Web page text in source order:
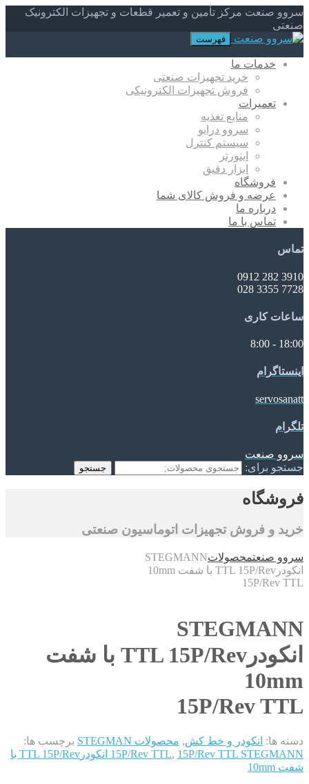
سروو صنعت مرکز تأمین و تعمیر قطعات و تجهیزات الکترونیک
صنعتی
فهرست
خدمات ما
خرید تجهیزات صنعتی
فروش تجهیزات الکترونیکی
تعمیرات
منابع تغذیه
سروو درایو
سیستم کنترل
اینورتر
ابزار دقیق
فروشگاه
عرضه و فروش کالای شما
درباره ما
تماس با ما
تماس
3910 282 0912
7728 3355 028
ساعات کاری
18:00 - 8:00
اینستاگرام
servosanatt
تلگرام
سروو صنعت
جستجو برای:
جستجو
فروشگاه
خرید و فروش تجهیزات اتوماسیون صنعتی
سروو صنعتمحصولاتSTEGMANN
انکودرTTL 15P/Rev با شفت 10mm
15P/Rev TTL
STEGMANN
انکودرTTL 15P/Rev با شفت
10mm
15P/Rev TTL
دسته ها: انکودر و خط کش, محصولات STEGMAN
برچسب ها:
15P/Rev TTL,
15P/Rev TTL STEGMANN انکودرTTL 15P/Rev با
شفت 10mm